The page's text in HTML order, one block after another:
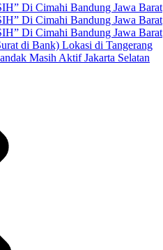
Di Cimahi Bandung Jawa Barat
Di Cimahi Bandung Jawa Barat
Di Cimahi Bandung Jawa Barat
di Bank) Lokasi di Tangerang
Masih Aktif Jakarta Selatan